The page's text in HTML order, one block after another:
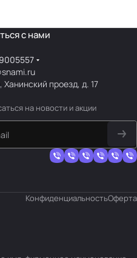
с нами
Ханинский проезд, д. 17
на новости и акции
КонфиденциальностьОферта